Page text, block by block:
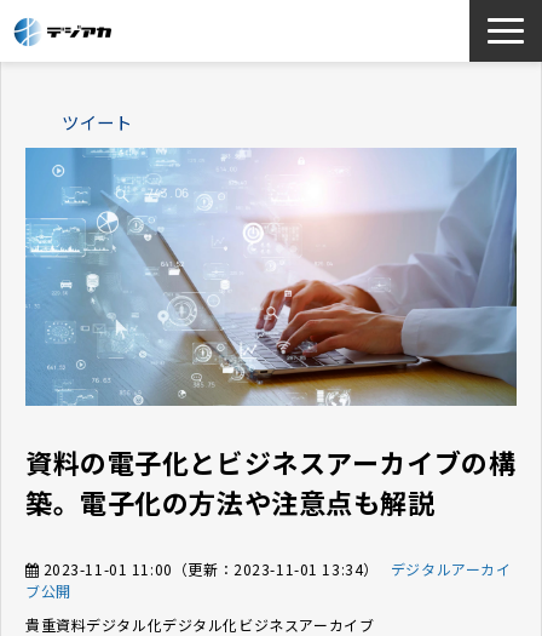
お役立ち情報
導入事例
よくあるご質問
ツイート
資料の電子化とビジネスアーカイブの構
築。電子化の方法や注意点も解説
2023-11-01 11:00 （更新： 2023-11-01 13:34）
デジタルアーカイ
ブ公開
貴重資料デジタル化デジタル化 ビジネスアーカイブ